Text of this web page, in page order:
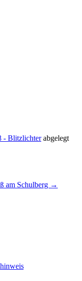
- Blitzlichterabgelegt
am Schulberg →